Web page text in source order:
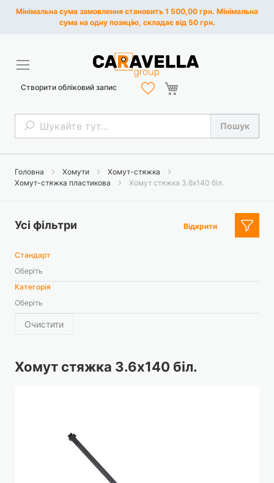
Мінімальна сума замовлення становить 1 500,00 грн. Мінімальна
сума на одну позицію, складає від 50 грн.
Пошук Пошук
Створити обліковий запис
Головна Хомути
Хомут-стяжка
Хомут-стяжка пластикова
Хомут стяжка 3.6х140 біл.
Усі фільтри Відкрити
Стандарт
Оберіть
Категорія
Оберіть
Очистити
Хомут стяжка 3.6х140 біл.